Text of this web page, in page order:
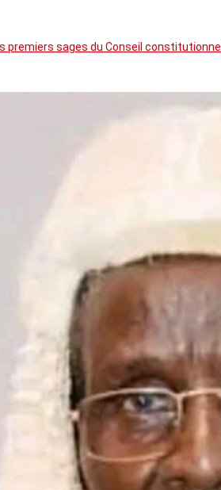
premiers sages du Conseil constitutionnel